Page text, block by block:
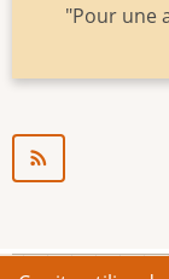
"Pour une